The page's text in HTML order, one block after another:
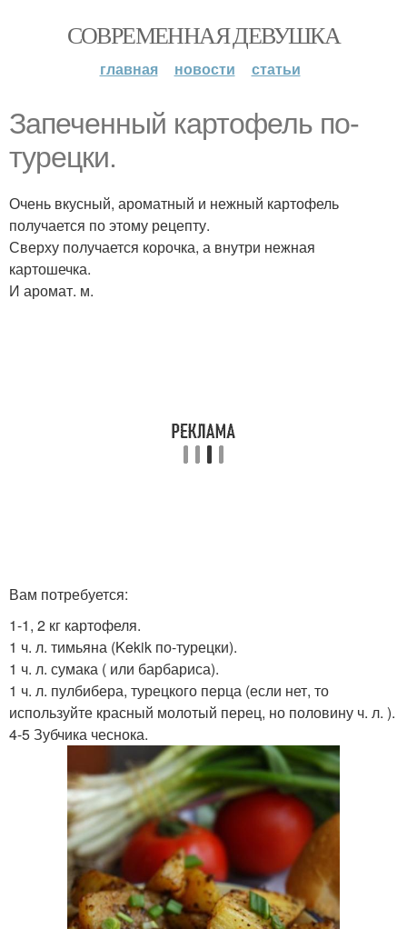
СОВРЕМЕННАЯ ДЕВУШКА
главная новости статьи
Запеченный картофель по-
турецки.
Очень вкусный, ароматный и нежный картофель
получается по этому рецепту.
Сверху получается корочка, а внутри нежная
картошечка.
И аромат. м.
Вам потребуется:
1-1, 2 кг картофеля.
1 ч. л. тимьяна (Kekik по-турецки).
1 ч. л. сумака ( или барбариса).
1 ч. л. пулбибера, турецкого перца (если нет, то
используйте красный молотый перец, но половину ч. л. ).
4-5 Зубчика чеснока.